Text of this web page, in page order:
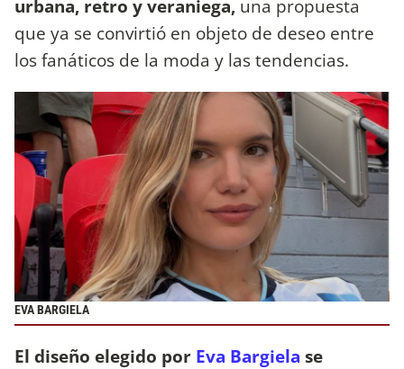
urbana, retro y veraniega, una propuesta
que ya se convirtió en objeto de deseo entre
los fanáticos de la moda y las tendencias.
EVA BARGIELA
El diseño elegido por Eva Bargiela se